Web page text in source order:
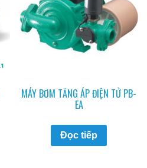
MÁY BƠM TĂNG ÁP ĐIỆN TỬ PB-
EA
Đọc tiếp